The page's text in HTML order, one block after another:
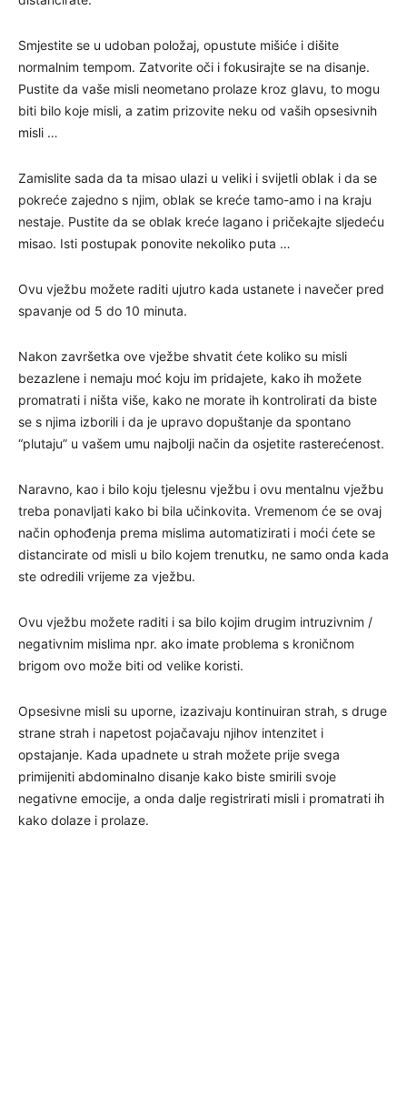
Smjestite se u udoban položaj, opustute mišiće i dišite
normalnim tempom. Zatvorite oči i fokusirajte se na disanje.
Pustite da vaše misli neometano prolaze kroz glavu, to mogu
biti bilo koje misli, a zatim prizovite neku od vaših opsesivnih
misli …
Zamislite sada da ta misao ulazi u veliki i svijetli oblak i da se
pokreće zajedno s njim, oblak se kreće tamo-amo i na kraju
nestaje. Pustite da se oblak kreće lagano i pričekajte sljedeću
misao. Isti postupak ponovite nekoliko puta …
Ovu vježbu možete raditi ujutro kada ustanete i navečer pred
spavanje od 5 do 10 minuta.
Nakon završetka ove vježbe shvatit ćete koliko su misli
bezazlene i nemaju moć koju im pridajete, kako ih možete
promatrati i ništa više, kako ne morate ih kontrolirati da biste
se s njima izborili i da je upravo dopuštanje da spontano
“plutaju” u vašem umu najbolji način da osjetite rasterećenost.
Naravno, kao i bilo koju tjelesnu vježbu i ovu mentalnu vježbu
treba ponavljati kako bi bila učinkovita. Vremenom će se ovaj
način ophođenja prema mislima automatizirati i moći ćete se
distancirate od misli u bilo kojem trenutku, ne samo onda kada
ste odredili vrijeme za vježbu.
Ovu vježbu možete raditi i sa bilo kojim drugim intruzivnim /
negativnim mislima npr. ako imate problema s kroničnom
brigom ovo može biti od velike koristi.
Opsesivne misli su uporne, izazivaju kontinuiran strah, s druge
strane strah i napetost pojačavaju njihov intenzitet i
opstajanje. Kada upadnete u strah možete prije svega
primijeniti abdominalno disanje kako biste smirili svoje
negativne emocije, a onda dalje registrirati misli i promatrati ih
kako dolaze i prolaze.